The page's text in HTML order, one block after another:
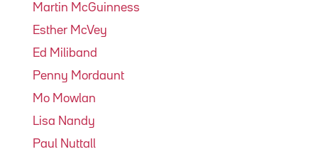
Martin McGuinness
Esther McVey
Ed Miliband
Penny Mordaunt
Mo Mowlan
Lisa Nandy
Paul Nuttall